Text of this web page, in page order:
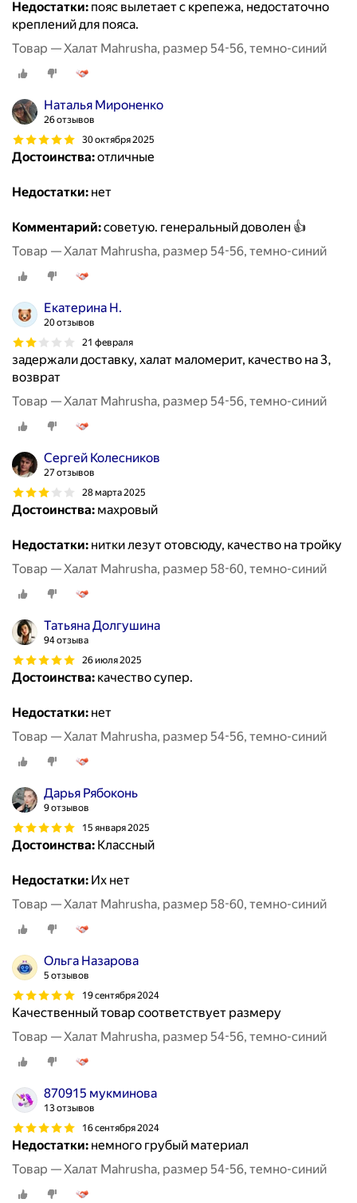
Недостатки: пояс вылетает с крепежа, недостаточно
креплений для пояса.
Товар — Халат Mahrusha, размер 54-56, темно-синий
Наталья Мироненко
26 отзывов
30 октября 2025
Достоинства:отличные
Недостатки: нет
Комментарий:советую. генеральный доволен 👍
Товар — Халат Mahrusha, размер 54-56, темно-синий
Екатерина Н.
20 отзывов
21 февраля
задержали доставку, халат маломерит, качество на 3,
возврат
Товар — Халат Mahrusha, размер 54-56, темно-синий
Сергей Колесников
27 отзывов
28 марта 2025
Достоинства: махровый
Недостатки: нитки лезут отовсюду, качество на тройку
Товар — Халат Mahrusha, размер 58-60, темно-синий
Татьяна Долгушина
94 отзыва
26 июля 2025
Достоинства: качество супер.
Недостатки: нет
Товар — Халат Mahrusha, размер 54-56, темно-синий
Дарья Рябоконь
9 отзывов
15 января 2025
Достоинства: Классный
Недостатки: Их нет
Товар — Халат Mahrusha, размер 58-60, темно-синий
Ольга Назарова
5 отзывов
19 сентября 2024
Качественный товар соответствует размеру
Товар — Халат Mahrusha, размер 54-56, темно-синий
870915 мукминова
13 отзывов
16 сентября 2024
Недостатки: немного грубый материал
Товар — Халат Mahrusha, размер 54-56, темно-синий